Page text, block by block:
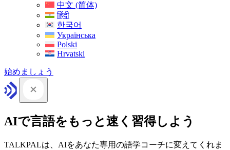
中文 (简体)
हिंदी
한국어
Українська
Polski
Hrvatski
始めましょう
AIで言語をもっと速く習得しよう
TALKPALは、AIをあなた専用の語学コーチに変えてくれま